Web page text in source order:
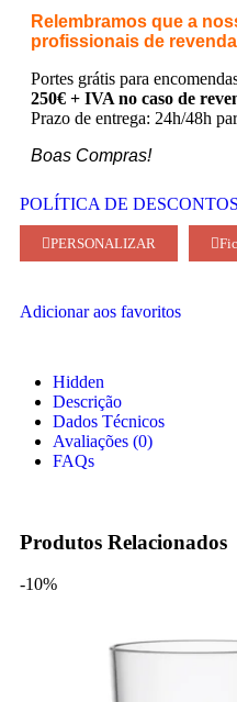
Relembramos que a
profissionais de
Portes grátis para
250€ + IVA no caso de
Prazo de entrega: 24h/48h
Boas Compras!
POLÍTICA DE DESCONTOS
PERSONALIZAR
Adicionar aos favoritos
Hidden
Descrição
Dados Técnicos
Avaliações (0)
FAQs
Produtos Relacionados
-10%